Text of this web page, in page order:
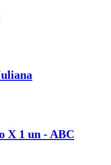
X 1 un - ABC